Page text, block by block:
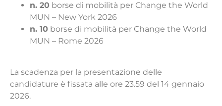
n. 20 borse di mobilità per Change the World
MUN – New York 2026
n. 10 borse di mobilità per Change the World
MUN – Rome 2026
La scadenza per la presentazione delle
candidature è fissata alle ore 23.59 del 14 gennaio
2026.